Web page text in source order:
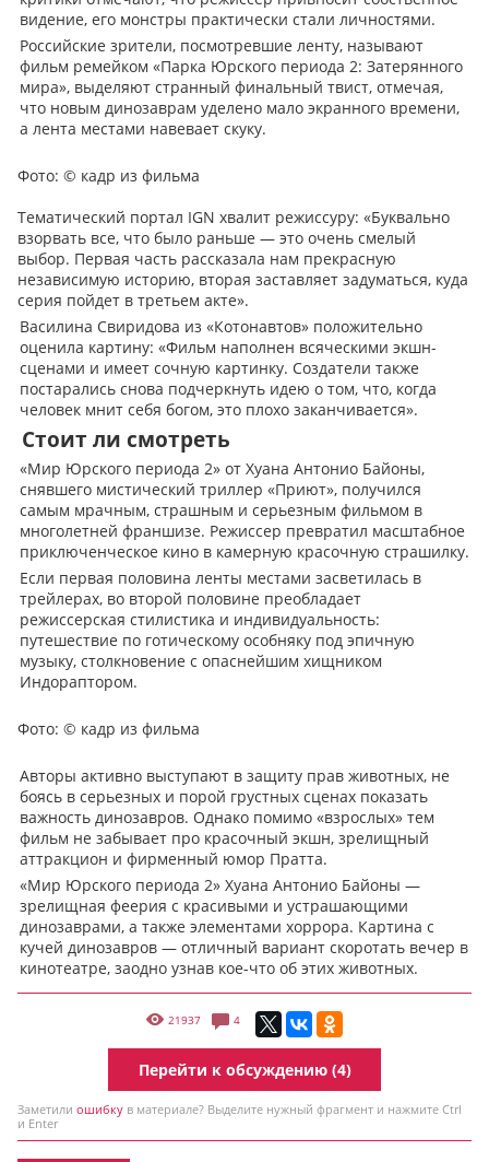
видение, его монстры практически стали личностями.
Российские зрители, посмотревшие ленту, называют
фильм ремейком «Парка Юрского периода 2: Затерянного
мира», выделяют странный финальный твист, отмечая,
что новым динозаврам уделено мало экранного времени,
а лента местами навевает скуку.
Фото: © кадр из фильма
Тематический портал IGN хвалит режиссуру: «Буквально
взорвать все, что было раньше — это очень смелый
выбор. Первая часть рассказала нам прекрасную
независимую историю, вторая заставляет задуматься, куда
серия пойдет в третьем акте».
Василина Свиридова из «Котонавтов» положительно
оценила картину: «Фильм наполнен всяческими экшн-
сценами и имеет сочную картинку. Создатели также
постарались снова подчеркнуть идею о том, что, когда
человек мнит себя богом, это плохо заканчивается».
Стоит ли смотреть
«Мир Юрского периода 2» от Хуана Антонио Байоны,
снявшего мистический триллер «Приют», получился
самым мрачным, страшным и серьезным фильмом в
многолетней франшизе. Режиссер превратил масштабное
приключенческое кино в камерную красочную страшилку.
Если первая половина ленты местами засветилась в
трейлерах, во второй половине преобладает
режиссерская стилистика и индивидуальность:
путешествие по готическому особняку под эпичную
музыку, столкновение с опаснейшим хищником
Индораптором.
Фото: © кадр из фильма
Авторы активно выступают в защиту прав животных, не
боясь в серьезных и порой грустных сценах показать
важность динозавров. Однако помимо «взрослых» тем
фильм не забывает про красочный экшн, зрелищный
аттракцион и фирменный юмор Пратта.
«Мир Юрского периода 2» Хуана Антонио Байоны —
зрелищная феерия с красивыми и устрашающими
динозаврами, а также элементами хоррора. Картина с
кучей динозавров — отличный вариант скоротать вечер в
кинотеатре, заодно узнав кое-что об этих животных.
21937 4
Перейти к обсуждению (4)
Заметили ошибку в материале? Выделите нужный фрагмент и нажмите Ctrl
и Enter